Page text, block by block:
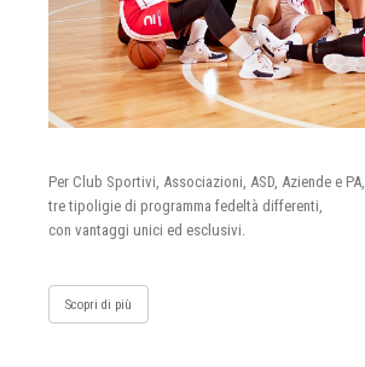
Per Club Sportivi, Associazioni, ASD, Aziende e PA,
tre tipoligie di programma fedeltà differenti,
con vantaggi unici ed esclusivi.
Scopri di più